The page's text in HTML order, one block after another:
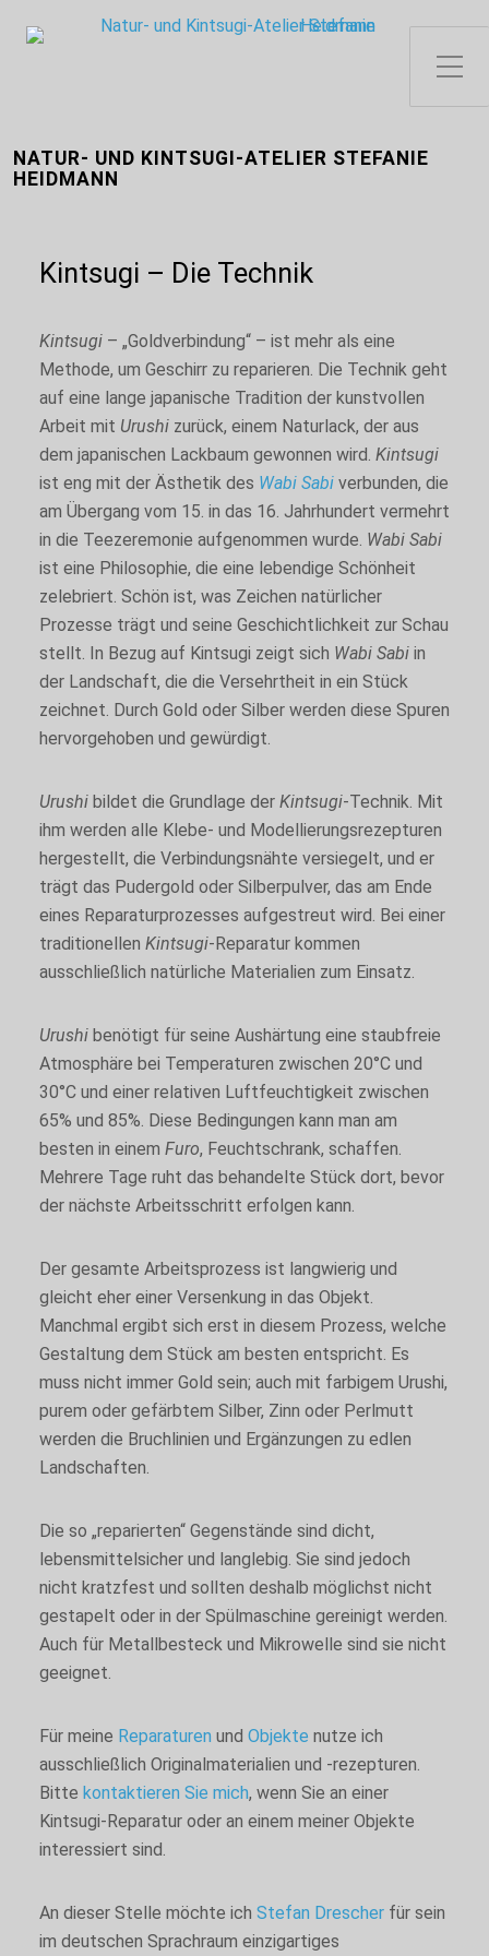
Toggle Side Menu
NATUR- UND KINTSUGI-ATELIER STEFANIE
HEIDMANN
Kintsugi – Die Technik
Kintsugi – „Goldverbindung“ – ist mehr als eine
Methode, um Geschirr zu reparieren. Die Technik geht
auf eine lange japanische Tradition der kunstvollen
Arbeit mit Urushi zurück, einem Naturlack, der aus
dem japanischen Lackbaum gewonnen wird. Kintsugi
ist eng mit der Ästhetik des Wabi Sabi verbunden, die
am Übergang vom 15. in das 16. Jahrhundert vermehrt
in die Teezeremonie aufgenommen wurde. Wabi Sabi
ist eine Philosophie, die eine lebendige Schönheit
zelebriert. Schön ist, was Zeichen natürlicher
Prozesse trägt und seine Geschichtlichkeit zur Schau
stellt. In Bezug auf Kintsugi zeigt sich Wabi Sabi in
der Landschaft, die die Versehrtheit in ein Stück
zeichnet. Durch Gold oder Silber werden diese Spuren
hervorgehoben und gewürdigt.
Urushi bildet die Grundlage der Kintsugi-Technik. Mit
ihm werden alle Klebe- und Modellierungsrezepturen
hergestellt, die Verbindungsnähte versiegelt, und er
trägt das Pudergold oder Silberpulver, das am Ende
eines Reparaturprozesses aufgestreut wird. Bei einer
traditionellen Kintsugi-Reparatur kommen
ausschließlich natürliche Materialien zum Einsatz.
Urushi benötigt für seine Aushärtung eine staubfreie
Atmosphäre bei Temperaturen zwischen 20°C und
30°C und einer relativen Luftfeuchtigkeit zwischen
65% und 85%. Diese Bedingungen kann man am
besten in einem Furo, Feuchtschrank, schaffen.
Mehrere Tage ruht das behandelte Stück dort, bevor
der nächste Arbeitsschritt erfolgen kann.
Der gesamte Arbeitsprozess ist langwierig und
gleicht eher einer Versenkung in das Objekt.
Manchmal ergibt sich erst in diesem Prozess, welche
Gestaltung dem Stück am besten entspricht. Es
muss nicht immer Gold sein; auch mit farbigem Urushi,
purem oder gefärbtem Silber, Zinn oder Perlmutt
werden die Bruchlinien und Ergänzungen zu edlen
Landschaften.
Die so „reparierten“ Gegenstände sind dicht,
lebensmittelsicher und langlebig. Sie sind jedoch
nicht kratzfest und sollten deshalb möglichst nicht
gestapelt oder in der Spülmaschine gereinigt werden.
Auch für Metallbesteck und Mikrowelle sind sie nicht
geeignet.
Für meine Reparaturen und Objekte nutze ich
ausschließlich Originalmaterialien und -rezepturen.
Bitte kontaktieren Sie mich, wenn Sie an einer
Kintsugi-Reparatur oder an einem meiner Objekte
interessiert sind.
An dieser Stelle möchte ich Stefan Drescher für sein
im deutschen Sprachraum einzigartiges
Notwendige
Cookies
Cookies sind
nicht
wählbar. Sie
sind für die
Website
unerlässlich.
Cookies wird
erfasst, wie
die Website
genutzt wird.
Die
helfen dabei
Funktionalität
und Struktur
verbessern.
Nutzungserlebnis
Diese Cookies
sollen Ihnen ein
Nutzungserlebnis
ermöglichen.
Sollten Sie ihnen
nicht zustimmen,
Funktionen der
Website
eingeschränkt sein.
Marketing
Cookies werden
ausgewertet und
haben keine
Auswirkungen
auf Ihr
Nutzungserlebnis.